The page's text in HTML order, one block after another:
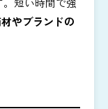
やブランドの